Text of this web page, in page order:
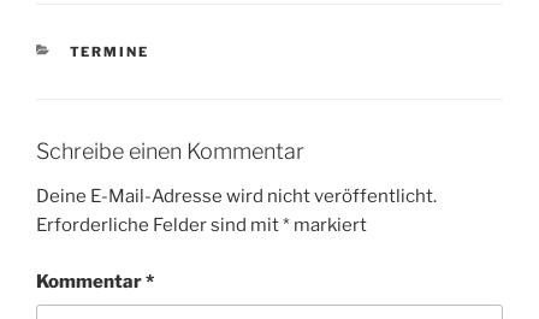
KATEGORIEN
TERMINE
Schreibe einen Kommentar
Deine E-Mail-Adresse wird nicht veröffentlicht.
Erforderliche Felder sind mit* markiert
Kommentar*